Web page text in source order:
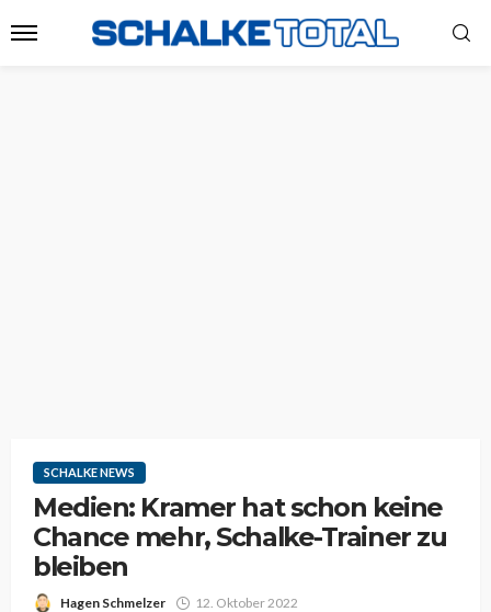
SCHALKE NEWS
Medien: Kramer hat schon keine
Chance mehr, Schalke-Trainer zu
bleiben
Hagen Schmelzer 12. Oktober 2022